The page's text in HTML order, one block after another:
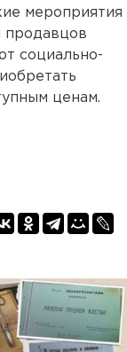
мероприятия
продавцов
социально-
ценам.